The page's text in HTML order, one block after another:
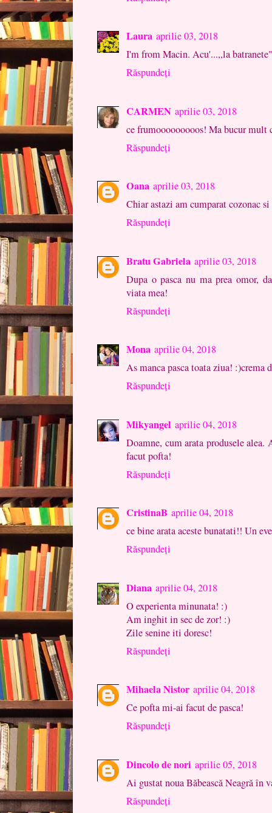
Laura aprilie 03, 2018
I'm from Macin. Acu'...,,la
Răspundeți
CARMEN aprilie 03, 2018
ce frumooooooooos! Ma bucur
Răspundeți
Oana aprilie 03, 2018
Chiar astazi am cumparat cozonac
Răspundeți
Bratu Gabriela aprilie 03, 2018
Dupa o pasca nu ma prea omor,
viata mea!
Răspundeți
Mona aprilie 04, 2018
As manca pasca toata ziua! :)crema
Răspundeți
Mikyangel aprilie 04, 2018
Doamne, cum arata produsele alea.
facut pofta!
Răspundeți
CristinaB aprilie 04, 2018
ce bine arata aceste bunatati!! Un
Răspundeți
Diana aprilie 04, 2018
O experienta minunata! :)
Am inghit in sec de zor! :)
Zile senine iti doresc!
Răspundeți
Mihaela Nistor aprilie 04, 2018
Ce pofta mi-ai facut de pasca!
Răspundeți
Dincolo de nori aprilie 05, 2018
Ai gustat noua Băbească Neagră în
Răspundeți